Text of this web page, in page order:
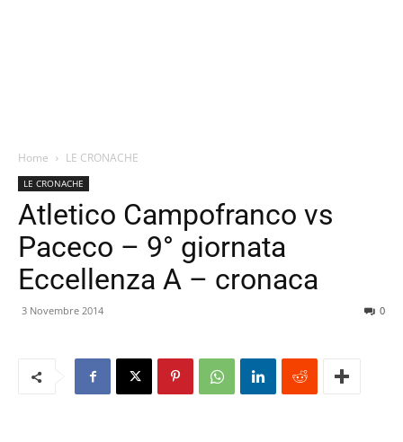
Home LE CRONACHE
LE CRONACHE
Atletico Campofranco vs
Paceco – 9° giornata
Eccellenza A – cronaca
3 Novembre 2014 0